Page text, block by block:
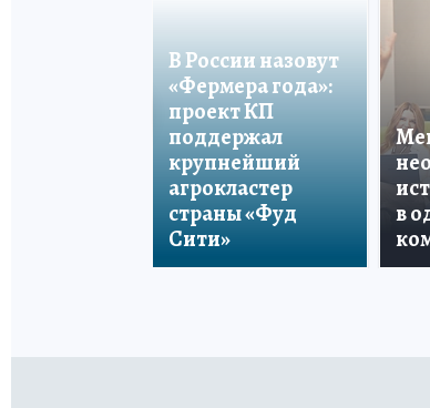
В России назовут
«Фермера года»:
проект КП
поддержал
крупнейший
агрокластер
страны «Фуд
Сити»
в